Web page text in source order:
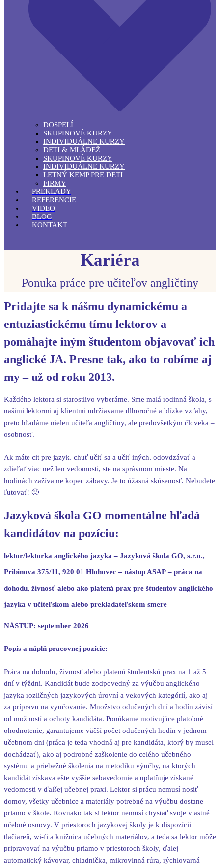
DOSPELÍ
SKUPINOVÉ KURZY
INDIVIDUÁLNE KURZY
DETI & MLÁDEŽ
SKUPINOVÉ KURZY
INDIVIDUÁLNE KURZY
LETNÝ KEMP PRE DETI
FIRMY
PREKLADY
REFERENCIE
VIDEO
BLOG
KONTAKT
Kariéra
Ponuka práce pre učiteľov angličtiny
Pridajte sa k nášmu dynamickému a
entuziastickému tímu lektorov a
pomáhajte iným študentom objavovať ich
anglické JA. Presne tak, ako to robíme aj
my – už od roku 2013.
Každého lektora si starostlivo vyberáme. Sme malá rodinná škola, s
našimi lektormi aj klientmi udržiavame dlhoročné a blízke vzťahy,
preto hľadáme nielen učiteľa angličtiny, ale predovšetkým človeka –
osobnosť.
Ak máte cit pre jazyk, chuť učiť sa a učiť iných, odovdzávať a
zdieľať viac než len vedomosti, ste na správnom mieste. Na
hodinách zažívame kopec zábavy. Je to úžasná skúsenosť. Nebudete
ľutovať! 🙂
Jazyková škola GO momentálne hľadá
kandidátov na pozíciu:
lektor/lektorka anglického jazyka – Jazyková škola GO, s.r.o.,
Pribinova 375/11, 920 01 Hlohovec – nástup ASAP – práca na
dohodu, živnosť alebo ako platená prax pre študentov anglického
jazyka v učiteľskom alebo prekladateľskom smere
NÁSTUP: september 2026
Popis a náplň pracovnej pozície:
Práca na dohodu, živnosť alebo platenú študentskú prax na 1 až 5
dní v týždni. Kandidát bude zodpovedný za výučbu anglického
jazyka rozličných jazykových úrovní a vekových kategórií, ako aj
za prípravu na vyučovanie. Množstvo odučených dní a hodín závisí
od možností a ochoty kandidáta. Ponúkame motivujúce platobné
ohodnotenie, garantujeme väčší počet odučených hodín v jednom
učebnom dni (práca je teda vhodná aj pre kandidáta, ktorý by musel
dochádzať), ako aj podrobné zaškolenie do celého učebného
systému a priebežné školenia na metodiku výučby, na ktorých
kandidát získava ešte vyššie sebavedomie a uplatňuje získané
vedomosti v ďalšej učebnej praxi. Lektor si prácu nemusí nosiť
domov, všetky učebnice a materiály potrebné na výučbu dostane
priamo v škole. Rovnako tak si lektor nemusí chystať svoje vlastné
učebné osnovy. V priestoroch jazykovej školy je k dispozícii
tlačiareň, wi-fi a knižnica učebných materiálov, a teda sa lektor môže
pripravovať na výučbu priamo v priestoroch školy, ďalej
automatický kávovar, chladnička, mikrovlnná rúra, rýchlovarná